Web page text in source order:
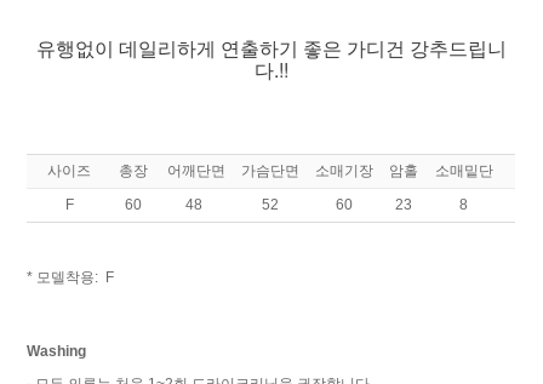
유행없이 데일리하게 연출하기 좋은 가디건 강추드립니
다.!!
사이즈 총장 어깨단면 가슴단면 소매기장 암홀
소매밑단
F
60 48 52 60 23 8
* 모델착용: F
Washing